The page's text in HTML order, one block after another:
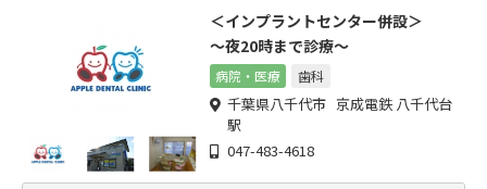
＜インプラントセンター併設＞
～夜20時まで診療～
病院・医療 歯科
千葉県八千代市 京成電鉄 八千代台
駅
047-483-4618